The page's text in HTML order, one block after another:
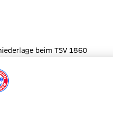
beim TSV 1860
Memmingen. Durch den
Vorsprung auf den